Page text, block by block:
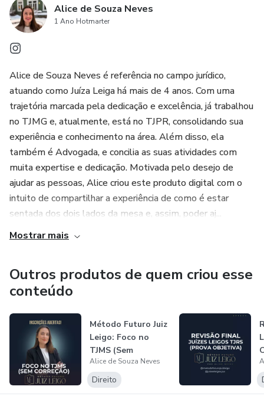
Fazenda Pública, Código de Defesa do Consumidor e
Legislação Específica), direcionadas para a etapa objetiva;
✅5h de videoaulas, divididas em módulos (Direito Civil,
Especiais e Juizado Especial da Fazenda Pública e Código
de Defesa do Consumidor), com temas que podem cair no
seu projeto de sentença;
✅ Plantões semanais de dúvidas;
✅ Materiais exclusivos: CDC e Lei nº 9.099/95
destacados;
✅ Direcionamentos estratégicos e acompanhamento
contínuo;
você também aprovado(a)!
🎁 Caderno de Estudos: Súmulas do STJ e do STF;
🎁 Cadernos de Estudos: Direito do Consumidor
E o melhor: o primeiro bônus já está disponível — comece
Alice de Souza Neves
1 Ano Hotmarter
Alice de Souza Neves é referência no campo jurídico,
atuando como Juíza Leiga há mais de 4 anos. Com uma
trajetória marcada pela dedicação e excelência, já trabalhou
no TJMG e, atualmente, está no TJPR, consolidando sua
experiência e conhecimento na área. Além disso, ela
também é Advogada, e concilia as suas atividades com
muita expertise e dedicação. Motivada pelo desejo de
ajudar as pessoas, Alice criou este produto digital com o
intuito de compartilhar a experiência de como é estar
sentada dos dois lados da mesa e, assim, poder aj...
Mostrar mais
Outros produtos de quem criou esse
conteúdo
Método Futuro Juiz
Leigo: Foco no
TJMS (Sem
correção)
Alice de Souza Neves
Direito